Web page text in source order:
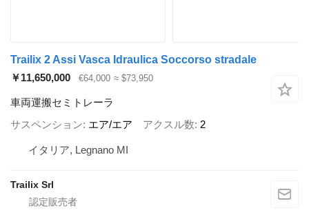
Trailix 2 Assi Vasca Idraulica Soccorso stradale
￥11,650,000
€64,000 ≈ $73,950
車両運搬セミトレーラ
サスペンション エア/エア アクスル数 2
イタリア, Legnano MI
Trailix Srl